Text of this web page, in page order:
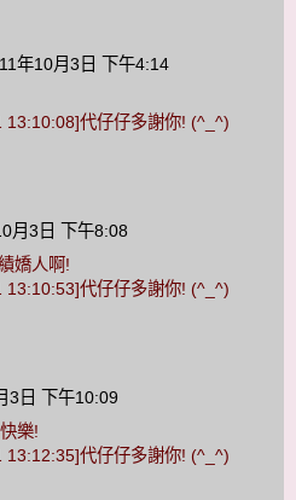
年10月3日 下午4:14
13:10:08]代仔仔多謝你! (^_^)
月3日 下午8:08
嬌人啊!
13:10:53]代仔仔多謝你! (^_^)
3日 下午10:09
樂!
13:12:35]代仔仔多謝你! (^_^)